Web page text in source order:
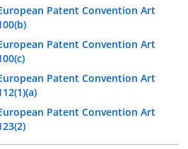
Patent Convention Art
Patent Convention Art
Patent Convention Art
Patent Convention Art